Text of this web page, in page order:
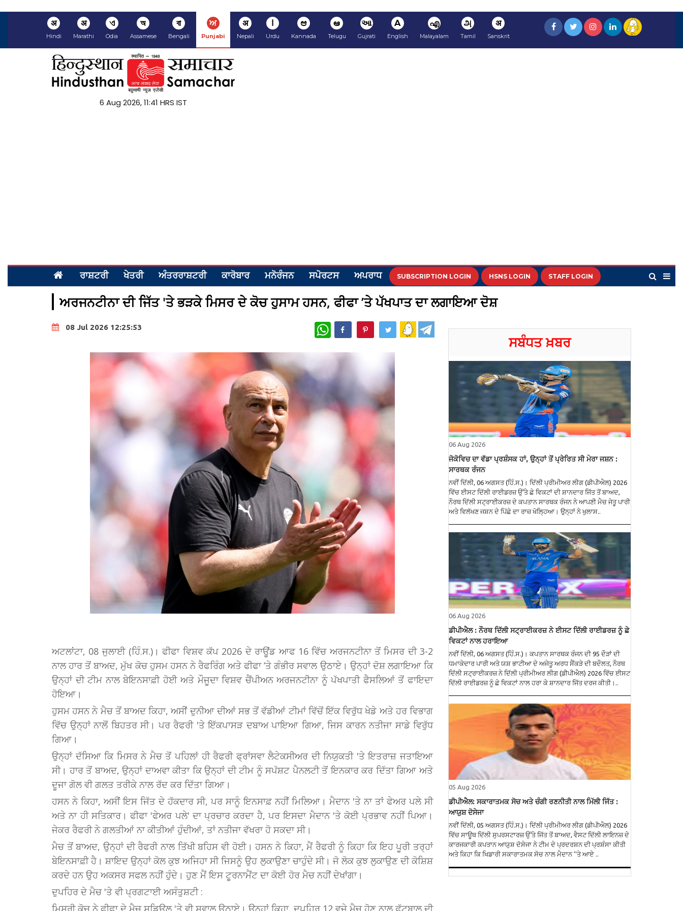
अ
Hindi
अ
Marathi
ଏ
Odia
অ
Assamese
বা
Bengali
ਅ
Punjabi
अ
Nepali
ا
Urdu
ಆ
Kannada
ఆ
Telugu
આ
Gujrati
A
English
എ
Malayalam
அ
Tamil
अ
Sanskrit
6 Aug 2026, 11:41 HRS IST
ਰਾਸ਼ਟਰੀ ਖੇਤਰੀ ਅੰਤਰਰਾਸ਼ਟਰੀ ਕਾਰੋਬਾਰ ਮਨੋਰੰਜਨ ਸਪੋਰਟਸ ਅਪਰਾਧ SUBSCRIPTION LOGIN HSNS LOGIN STAFF LOGIN
ਅਰਜਨਟੀਨਾ ਦੀ ਜਿੱਤ 'ਤੇ ਭੜਕੇ ਮਿਸਰ ਦੇ ਕੋਚ ਹੁਸਾਮ ਹਸਨ, ਫੀਫਾ ’ਤੇ ਪੱਖਪਾਤ ਦਾ ਲਗਾਇਆ ਦੋਸ਼
08 Jul 2026 12:25:53 WhatsApp
ਅਟਲਾਂਟਾ, 08 ਜੁਲਾਈ (ਹਿੰ.ਸ.)। ਫੀਫਾ ਵਿਸ਼ਵ ਕੱਪ 2026 ਦੇ ਰਾਊਂਡ ਆਫ 16 ਵਿੱਚ ਅਰਜਨਟੀਨਾ ਤੋਂ ਮਿਸਰ ਦੀ 3-2
ਨਾਲ ਹਾਰ ਤੋਂ ਬਾਅਦ, ਮੁੱਖ ਕੋਚ ਹੁਸਮ ਹਸਨ ਨੇ ਰੈਫਰਿੰਗ ਅਤੇ ਫੀਫਾ ’ਤੇ ਗੰਭੀਰ ਸਵਾਲ ਉਠਾਏ। ਉਨ੍ਹਾਂ ਦੋਸ਼ ਲਗਾਇਆ ਕਿ
ਉਨ੍ਹਾਂ ਦੀ ਟੀਮ ਨਾਲ ਬੇਇਨਸਾਫ਼ੀ ਹੋਈ ਅਤੇ ਮੌਜੂਦਾ ਵਿਸ਼ਵ ਚੈਂਪੀਅਨ ਅਰਜਨਟੀਨਾ ਨੂੰ ਪੱਖਪਾਤੀ ਫੈਸਲਿਆਂ ਤੋਂ ਫਾਇਦਾ
ਹੋਇਆ।
ਹੁਸਮ ਹਸਨ ਨੇ ਮੈਚ ਤੋਂ ਬਾਅਦ ਕਿਹਾ, ਅਸੀਂ ਦੁਨੀਆ ਦੀਆਂ ਸਭ ਤੋਂ ਵੱਡੀਆਂ ਟੀਮਾਂ ਵਿੱਚੋਂ ਇੱਕ ਵਿਰੁੱਧ ਖੇਡੇ ਅਤੇ ਹਰ ਵਿਭਾਗ
ਵਿੱਚ ਉਨ੍ਹਾਂ ਨਾਲੋਂ ਬਿਹਤਰ ਸੀ। ਪਰ ਰੈਫਰੀ 'ਤੇ ਇੱਕਪਾਸੜ ਦਬਾਅ ਪਾਇਆ ਗਿਆ, ਜਿਸ ਕਾਰਨ ਨਤੀਜਾ ਸਾਡੇ ਵਿਰੁੱਧ
ਗਿਆ।
ਉਨ੍ਹਾਂ ਦੱਸਿਆ ਕਿ ਮਿਸਰ ਨੇ ਮੈਚ ਤੋਂ ਪਹਿਲਾਂ ਹੀ ਰੈਫਰੀ ਫ੍ਰਾਂਸਵਾ ਲੈਟੇਕਸੀਅਰ ਦੀ ਨਿਯੁਕਤੀ 'ਤੇ ਇਤਰਾਜ਼ ਜਤਾਇਆ
ਸੀ। ਹਾਰ ਤੋਂ ਬਾਅਦ, ਉਨ੍ਹਾਂ ਦਾਅਵਾ ਕੀਤਾ ਕਿ ਉਨ੍ਹਾਂ ਦੀ ਟੀਮ ਨੂੰ ਸਪੱਸ਼ਟ ਪੈਨਲਟੀ ਤੋਂ ਇਨਕਾਰ ਕਰ ਦਿੱਤਾ ਗਿਆ ਅਤੇ
ਦੂਜਾ ਗੋਲ ਵੀ ਗਲਤ ਤਰੀਕੇ ਨਾਲ ਰੱਦ ਕਰ ਦਿੱਤਾ ਗਿਆ।
ਹਸਨ ਨੇ ਕਿਹਾ, ਅਸੀਂ ਇਸ ਜਿੱਤ ਦੇ ਹੱਕਦਾਰ ਸੀ, ਪਰ ਸਾਨੂੰ ਇਨਸਾਫ਼ ਨਹੀਂ ਮਿਲਿਆ। ਮੈਦਾਨ 'ਤੇ ਨਾ ਤਾਂ ਫੇਅਰ ਪਲੇ ਸੀ
ਅਤੇ ਨਾ ਹੀ ਸਤਿਕਾਰ। ਫੀਫਾ 'ਫੇਅਰ ਪਲੇ' ਦਾ ਪ੍ਰਚਾਰ ਕਰਦਾ ਹੈ, ਪਰ ਇਸਦਾ ਮੈਦਾਨ 'ਤੇ ਕੋਈ ਪ੍ਰਭਾਵ ਨਹੀਂ ਪਿਆ।
ਜੇਕਰ ਰੈਫਰੀ ਨੇ ਗਲਤੀਆਂ ਨਾ ਕੀਤੀਆਂ ਹੁੰਦੀਆਂ, ਤਾਂ ਨਤੀਜਾ ਵੱਖਰਾ ਹੋ ਸਕਦਾ ਸੀ।
ਮੈਚ ਤੋਂ ਬਾਅਦ, ਉਨ੍ਹਾਂ ਦੀ ਰੈਫਰੀ ਨਾਲ ਤਿੱਖੀ ਬਹਿਸ ਵੀ ਹੋਈ। ਹਸਨ ਨੇ ਕਿਹਾ, ਮੈਂ ਰੈਫਰੀ ਨੂੰ ਕਿਹਾ ਕਿ ਇਹ ਪੂਰੀ ਤਰ੍ਹਾਂ
ਬੇਇਨਸਾਫ਼ੀ ਹੈ। ਸ਼ਾਇਦ ਉਨ੍ਹਾਂ ਕੋਲ ਕੁਝ ਅਜਿਹਾ ਸੀ ਜਿਸਨੂੰ ਉਹ ਲੁਕਾਉਣਾ ਚਾਹੁੰਦੇ ਸੀ। ਜੋ ਲੋਕ ਕੁਝ ਲੁਕਾਉਣ ਦੀ ਕੋਸ਼ਿਸ਼
ਕਰਦੇ ਹਨ ਉਹ ਅਕਸਰ ਸਫਲ ਨਹੀਂ ਹੁੰਦੇ। ਹੁਣ ਮੈਂ ਇਸ ਟੂਰਨਾਮੈਂਟ ਦਾ ਕੋਈ ਹੋਰ ਮੈਚ ਨਹੀਂ ਦੇਖਾਂਗਾ।
ਦੁਪਹਿਰ ਦੇ ਮੈਚ 'ਤੇ ਵੀ ਪ੍ਰਗਟਾਈ ਅਸੰਤੁਸ਼ਟੀ :
ਮਿਸਰੀ ਕੋਚ ਨੇ ਫੀਫਾ ਦੇ ਮੈਚ ਸ਼ਡਿਊਲ 'ਤੇ ਵੀ ਸਵਾਲ ਉਠਾਏ। ਉਨ੍ਹਾਂ ਕਿਹਾ, ਦੁਪਹਿਰ 12 ਵਜੇ ਮੈਚ ਹੋਣ ਨਾਲ ਫੁੱਟਬਾਲ ਦੀ
ਸਬੰਧਤ ਖ਼ਬਰ
06 Aug 2026
ਜੋਕੋਵਿਚ ਦਾ ਵੱਡਾ ਪ੍ਰਸ਼ੰਸਕ ਹਾਂ, ਉਨ੍ਹਾਂ ਤੋਂ ਪ੍ਰੇਰਿਤ ਸੀ ਮੇਰਾ ਜਸ਼ਨ :
ਸਾਰਥਕ ਰੰਜਨ
ਨਵੀਂ ਦਿੱਲੀ, 06 ਅਗਸਤ (ਹਿੰ.ਸ.)। ਦਿੱਲੀ ਪ੍ਰੀਮੀਅਰ ਲੀਗ (ਡੀਪੀਐਲ) 2026
ਵਿੱਚ ਈਸਟ ਦਿੱਲੀ ਰਾਈਡਰਜ਼ ਉੱਤੇ ਛੇ ਵਿਕਟਾਂ ਦੀ ਸ਼ਾਨਦਾਰ ਜਿੱਤ ਤੋਂ ਬਾਅਦ,
ਨੌਰਥ ਦਿੱਲੀ ਸਟ੍ਰਾਈਕਰਜ਼ ਦੇ ਕਪਤਾਨ ਸਾਰਥਕ ਰੰਜਨ ਨੇ ਆਪਣੀ ਮੈਚ ਜੇਤੂ ਪਾਰੀ
ਅਤੇ ਵਿਲੱਖਣ ਜਸ਼ਨ ਦੇ ਪਿੱਛੇ ਦਾ ਰਾਜ਼ ਖੋਲ੍ਹਿਆ। ਉਨ੍ਹਾਂ ਨੇ ਖੁਲਾਸ..
06 Aug 2026
ਡੀਪੀਐਲ : ਨੌਰਥ ਦਿੱਲੀ ਸਟ੍ਰਾਈਕਰਜ਼ ਨੇ ਈਸਟ ਦਿੱਲੀ ਰਾਈਡਰਜ਼ ਨੂੰ ਛੇ
ਵਿਕਟਾਂ ਨਾਲ ਹਰਾਇਆ
ਨਵੀਂ ਦਿੱਲੀ, 06 ਅਗਸਤ (ਹਿੰ.ਸ.)। ਕਪਤਾਨ ਸਾਰਥਕ ਰੰਜਨ ਦੀ 95 ਦੌੜਾਂ ਦੀ
ਧਮਾਕੇਦਾਰ ਪਾਰੀ ਅਤੇ ਯਸ਼ ਭਾਟੀਆ ਦੇ ਅਜੇਤੂ ਅਰਧ ਸੈਂਕੜੇ ਦੀ ਬਦੌਲਤ, ਨੌਰਥ
ਦਿੱਲੀ ਸਟ੍ਰਾਈਕਰਜ਼ ਨੇ ਦਿੱਲੀ ਪ੍ਰੀਮੀਅਰ ਲੀਗ (ਡੀਪੀਐਲ) 2026 ਵਿੱਚ ਈਸਟ
ਦਿੱਲੀ ਰਾਈਡਰਜ਼ ਨੂੰ ਛੇ ਵਿਕਟਾਂ ਨਾਲ ਹਰਾ ਕੇ ਸ਼ਾਨਦਾਰ ਜਿੱਤ ਦਰਜ ਕੀਤੀ।..
05 Aug 2026
ਡੀਪੀਐਲ: ਸਕਾਰਾਤਮਕ ਸੋਚ ਅਤੇ ਚੰਗੀ ਰਣਨੀਤੀ ਨਾਲ ਮਿੱਲੀ ਜਿੱਤ :
ਆਯੁਸ਼ ਦੋਸੇਜਾ
ਨਵੀਂ ਦਿੱਲੀ, 05 ਅਗਸਤ (ਹਿੰ.ਸ.)। ਦਿੱਲੀ ਪ੍ਰੀਮੀਅਰ ਲੀਗ (ਡੀਪੀਐਲ) 2026
ਵਿੱਚ ਸਾਊਥ ਦਿੱਲੀ ਸੁਪਰਸਟਾਰਜ਼ ਉੱਤੇ ਜਿੱਤ ਤੋਂ ਬਾਅਦ, ਵੈਸਟ ਦਿੱਲੀ ਲਾਇਨਜ਼ ਦੇ
ਕਾਰਜਕਾਰੀ ਕਪਤਾਨ ਆਯੁਸ਼ ਦੋਸੇਜਾ ਨੇ ਟੀਮ ਦੇ ਪ੍ਰਦਰਸ਼ਨ ਦੀ ਪ੍ਰਸ਼ੰਸਾ ਕੀਤੀ
ਅਤੇ ਕਿਹਾ ਕਿ ਖਿਡਾਰੀ ਸਕਾਰਾਤਮਕ ਸੋਚ ਨਾਲ ਮੈਦਾਨ ''ਤੇ ਆਏ ..